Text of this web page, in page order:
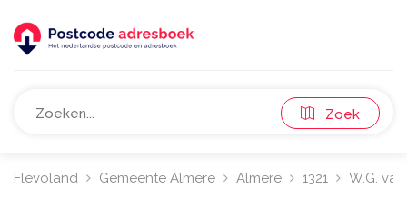
Zoek
Flevoland Gemeente Almere Almere 1321 W.G.